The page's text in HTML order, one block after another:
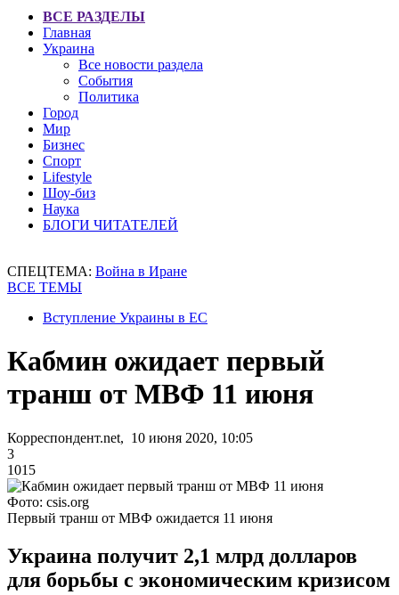
ВСЕ РАЗДЕЛЫ
Главная
Украина
Все новости раздела
События
Политика
Город
Мир
Бизнес
Спорт
Lifestyle
Шоу-биз
Наука
БЛОГИ ЧИТАТЕЛЕЙ
СПЕЦТЕМА: Война в Иране
ВСЕ ТЕМЫ
Вступление Украины в ЕС
Кабмин ожидает первый
транш от МВФ 11 июня
Корреспондент.net, 10 июня 2020, 10:05
3
1015
Фото: csis.org
Первый транш от МВФ ожидается 11 июня
Украина получит 2,1 млрд долларов
для борьбы с экономическим кризисом